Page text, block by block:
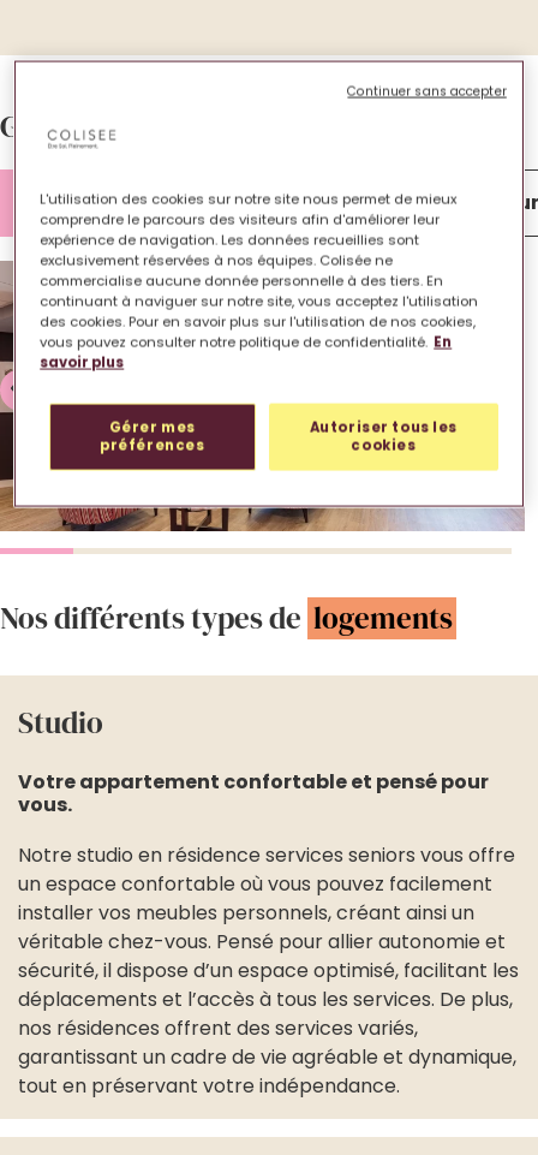
Galerie d’images.
Lieu de vie Chambre Extérieur
Nos différents types de logements
Studio
Votre appartement confortable et pensé pour
vous.
Notre studio en résidence services seniors vous offre
un espace confortable où vous pouvez facilement
installer vos meubles personnels, créant ainsi un
véritable chez-vous. Pensé pour allier autonomie et
sécurité, il dispose d’un espace optimisé, facilitant les
déplacements et l’accès à tous les services. De plus,
nos résidences offrent des services variés,
garantissant un cadre de vie agréable et dynamique,
tout en préservant votre indépendance.
L'utilisation des cookies sur notre site nous permet de mieux
comprendre le parcours des visiteurs afin d'améliorer leur
expérience de navigation. Les données recueillies sont
exclusivement réservées à nos équipes. Colisée ne
commercialise aucune donnée personnelle à des tiers. En
continuant à naviguer sur notre site, vous acceptez l'utilisation
des cookies. Pour en savoir plus sur l'utilisation de nos cookies,
vous pouvez consulter notre politique de confidentialité. En
savoir plus
Gérer mes
préférences
Autoriser tous les
cookies
Continuer sans accepter